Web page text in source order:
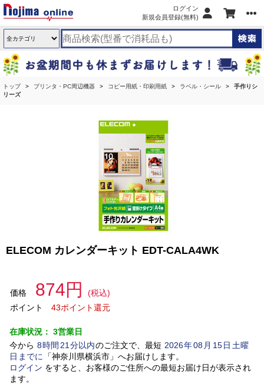
ログイン
新規会員登録(無料)
トップ プリンタ・PC周辺機器 コピー用紙・印刷用紙 ラベル・シール
手作りシ
リーズ
ELECOM カレンダーキット EDT-CALA4WK
価格 874円
(税込)
ポイント
43ポイント還元
在庫状況： 3営業日
今から 8時間 21 分以内のご注文で、最短 2026年08 月 15日土曜
日 までに 「神奈川県横浜市」 へお届けします。
ログイン をすると、お客様のご住所への最短お届け日が表示され
ます。